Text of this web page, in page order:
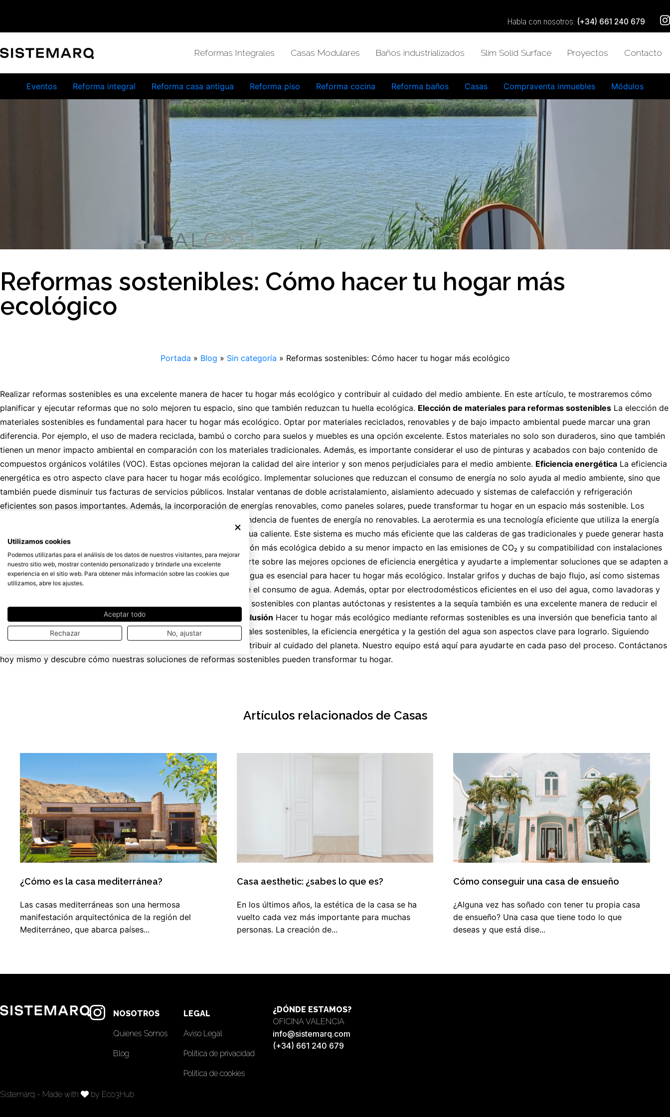
Habla con nosotros: (+34) 661 240 679
Reformas Integrales Casas Modulares Baños industrializados Slim Solid Surface Proyectos Contacto
Eventos Reforma integral Reforma casa antigua Reforma piso Reforma cocina Reforma baños Casas Compraventa inmuebles Módulos
Reformas sostenibles: Cómo hacer tu hogar más
ecológico
Portada » Blog » Sin categoría » Reformas sostenibles: Cómo hacer tu hogar más ecológico
Realizar reformas sostenibles es una excelente manera de hacer tu hogar más ecológico y contribuir al cuidado del medio ambiente. En este artículo, te mostraremos cómo
planificar y ejecutar reformas que no solo mejoren tu espacio, sino que también reduzcan tu huella ecológica. Elección de materiales para reformas sostenibles La elección de
materiales sostenibles es fundamental para hacer tu hogar más ecológico. Optar por materiales reciclados, renovables y de bajo impacto ambiental puede marcar una gran
diferencia. Por ejemplo, el uso de madera reciclada, bambú o corcho para suelos y muebles es una opción excelente. Estos materiales no solo son duraderos, sino que también
tienen un menor impacto ambiental en comparación con los materiales tradicionales. Además, es importante considerar el uso de pinturas y acabados con bajo contenido de
compuestos orgánicos volátiles (VOC). Estas opciones mejoran la calidad del aire interior y son menos perjudiciales para el medio ambiente. Eficiencia energética La eficiencia
energética es otro aspecto clave para hacer tu hogar más ecológico. Implementar soluciones que reduzcan el consumo de energía no solo ayuda al medio ambiente, sino que
también puede disminuir tus facturas de servicios públicos. Instalar ventanas de doble acristalamiento, aislamiento adecuado y sistemas de calefacción y refrigeración
eficientes son pasos importantes. Además, la incorporación de energías renovables, como paneles solares, puede transformar tu hogar en un espacio más sostenible. Los
paneles solares permiten generar energía limpia y reducir la dependencia de fuentes de energía no renovables. La aerotermia es una tecnología eficiente que utiliza la energía
del aire exterior para proporcionar calefacción, refrigeración y agua caliente. Este sistema es mucho más eficiente que las calderas de gas tradicionales y puede generar hasta
cinco veces más energía de la que consume. Además, es una opción más ecológica debido a su menor impacto en las emisiones de CO₂ y su compatibilidad con instalaciones
solares fotovoltaicas. Nuestro equipo de expertos puede asesorarte sobre las mejores opciones de eficiencia energética y ayudarte a implementar soluciones que se adapten a
tus necesidades y presupuesto.Gestión del aguaLa gestión del agua es esencial para hacer tu hogar más ecológico. Instalar grifos y duchas de bajo flujo, así como sistemas
de recolección de agua de lluvia, puede reducir significativamente el consumo de agua. Además, optar por electrodomésticos eficientes en el uso del agua, como lavadoras y
lavavajillas, contribuye a la sostenibilidad. La creación de jardines sostenibles con plantas autóctonas y resistentes a la sequía también es una excelente manera de reducir el
consumo de agua y mantener un espacio verde y saludable.
Conclusión Hacer tu hogar más ecológico mediante reformas sostenibles es una inversión que beneficia tanto al
medio ambiente como a tu calidad de vida. La elección de materiales sostenibles, la eficiencia energética y la gestión del agua son aspectos clave para lograrlo. Siguiendo
estos consejos, podrás disfrutar de un hogar más saludable y contribuir al cuidado del planeta. Nuestro equipo está aquí para ayudarte en cada paso del proceso. Contáctanos
hoy mismo y descubre cómo nuestras soluciones de reformas sostenibles pueden transformar tu hogar.
Artículos relacionados de Casas
¿Cómo es la casa mediterránea?
Las casas mediterráneas son una hermosa
manifestación arquitectónica de la región del
Mediterráneo, que abarca países...
Casa aesthetic: ¿sabes lo que es?
En los últimos años, la estética de la casa se ha
vuelto cada vez más importante para muchas
personas. La creación de...
Cómo conseguir una casa de ensueño
¿Alguna vez has soñado con tener tu propia casa
de ensueño? Una casa que tiene todo lo que
deseas y que está dise...
NOSOTROS
Quienes Somos
Blog
LEGAL
Aviso Legal
Política de privacidad
Política de cookies
¿DÓNDE ESTAMOS?
OFICINA VALENCIA
info@sistemarq.com
(+34) 661 240 679
Sistemarq - Made with by Eco3Hub
Utilizamos cookies
Podemos utilizarlas para el análisis de los datos de nuestros visitantes, para mejorar
nuestro sitio web, mostrar contenido personalizado y brindarle una excelente
experiencia en el sitio web. Para obtener más información sobre las cookies que
utilizamos, abre los ajustes.
Aceptar todo
Rechazar No, ajustar